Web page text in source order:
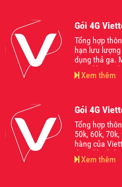
Gói 4G
Tổng hợp
hạn lưu
dụng thả ga.
ngay khi có
Xem thêm
Gói 4G
Tổng hợp
50k, 60k,
hàng của
dụng khi thấy
Xem thêm